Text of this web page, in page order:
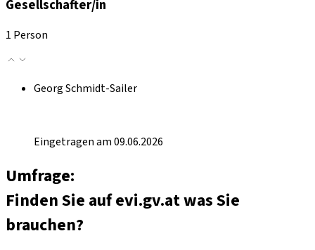
Gesellschafter/in
1 Person
Georg Schmidt-Sailer
Eingetragen am 09.06.2026
Umfrage:
Finden Sie auf evi.gv.at was Sie
brauchen?